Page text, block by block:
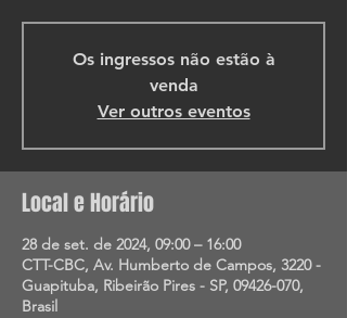
Os ingressos não estão à
venda
Ver outros eventos
Local e Horário
28 de set. de 2024, 09:00 – 16:00
CTT-CBC, Av. Humberto de Campos, 3220 -
Guapituba, Ribeirão Pires - SP, 09426-070,
Brasil